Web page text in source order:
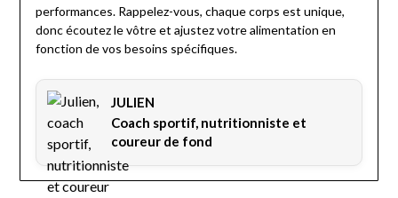
performances. Rappelez-vous, chaque corps est unique,
donc écoutez le vôtre et ajustez votre alimentation en
fonction de vos besoins spécifiques.
JULIEN
Coach sportif, nutritionniste et
coureur de fond